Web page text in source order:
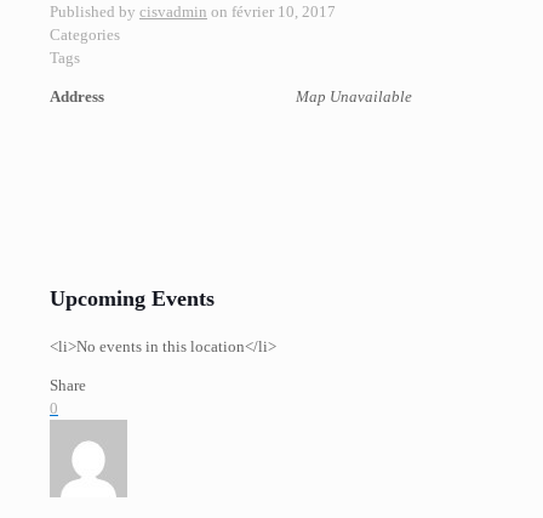
Published by cisvadmin on février 10, 2017
Categories
Tags
Map Unavailable
Address
Upcoming Events
<li>No events in this location</li>
Share
0